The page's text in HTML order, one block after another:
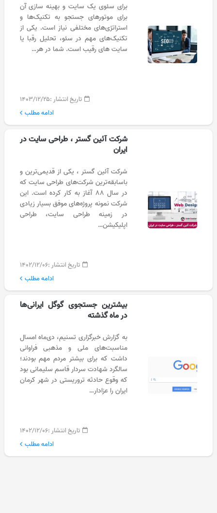
برای سئوی یک سایت و بهینه سازی آن
برای موتورهای جستجو به تکنیک‌ها و
استراتژی‌های مختلفی نیاز است. یکی از
تکنیک‌های مهم در سئو، تحلیل رقبا یا
سایت های رقیب است. شما در هر…
تاریخ انتشار :۱۴۰۳/۱۲/۲۵
ادامه مطلب
شرکت آئین گستر ، طراحی سایت در
ایران
شرکت آئین گستر ، یکی از قدیمی‌ترین و
باسابقه‌ترین شرکت‌های طراحی سایت که
در سال ۸۸ آغاز به کار کرده است. این
شرکت نمونه پروژه‌های موفق بسیار زیادی
در زمینه طراحی سایت، طراحی
اپلیکیشن…
تاریخ انتشار :۱۴۰۲/۱۲/۰۶
ادامه مطلب
بیشترین جستجوی گوگل ایرانی‌ها
در ماه گذشته
به گزارش خبرگزاری تسنیم، دی‌ماه امسال
مناسبت‌های ملی و مذهبی فراوانی
داشت که برای بیشتر مردم مهم بودند؛
سالگرد شهادت سردار قاسم سلیمانی بود
که وقوع حادثه تروریستی در شهر کرمان
ایران را عزادار…
تاریخ انتشار :۱۴۰۲/۱۲/۰۶
ادامه مطلب